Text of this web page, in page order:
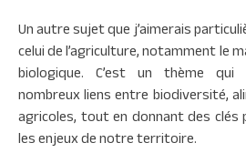
Un autre sujet que j’aimerais
celui de l’agriculture, notamment le
biologique. C’est un thème qui
nombreux liens entre biodiversité,
agricoles, tout en donnant des clés
les enjeux de notre territoire.